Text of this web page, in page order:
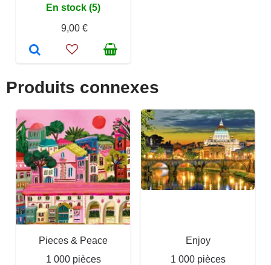
En stock (5)
9,00 €
Produits connexes
Pieces & Peace
1 000 pièces
Enjoy
1 000 pièces